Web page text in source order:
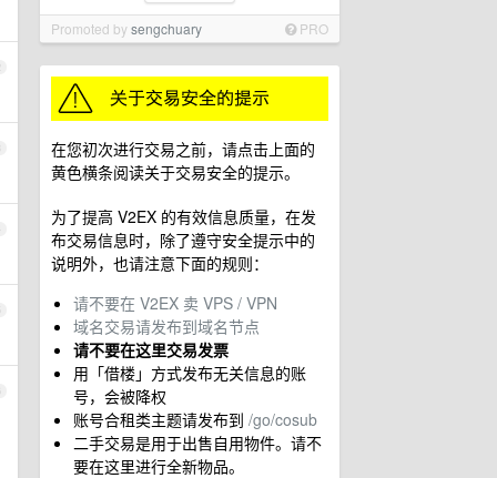
Promoted bysengchuary PRO
在您初次进行交易之前，请点击上面的
黄色横条阅读关于交易安全的提示。
为了提高 V2EX 的有效信息质量，在发
布交易信息时，除了遵守安全提示中的
说明外，也请注意下面的规则：
请不要在 V2EX 卖 VPS / VPN
域名交易请发布到域名节点
请不要在这里交易发票
用「借楼」方式发布无关信息的账
号，会被降权
账号合租类主题请发布到 /go/cosub
二手交易是用于出售自用物件。请不
要在这里进行全新物品。